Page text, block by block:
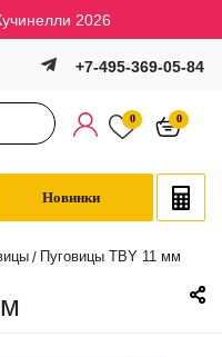
2026
+7-495-369-05-84
0 0
Новинки
/ Пуговицы TBY 11 мм